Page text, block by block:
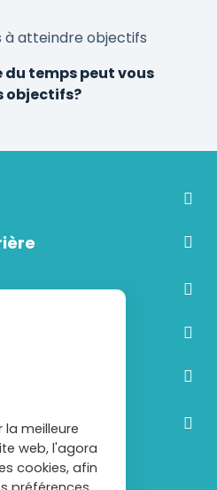
temps peut vous
objectifs?
la meilleure
web, l'agora
cookies, afin